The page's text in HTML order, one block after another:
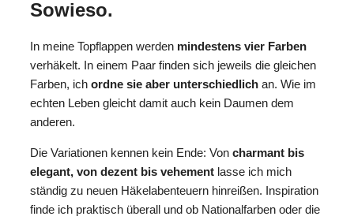
Sowieso.
In meine Topflappen werden mindestens vier Farben
verhäkelt. In einem Paar finden sich jeweils die gleichen
Farben, ich ordne sie aber unterschiedlich an. Wie im
echten Leben gleicht damit auch kein Daumen dem
anderen.
Die Variationen kennen kein Ende: Von charmant bis
elegant, von dezent bis vehement lasse ich mich
ständig zu neuen Häkelabenteuern hinreißen. Inspiration
finde ich praktisch überall und ob Nationalfarben oder die